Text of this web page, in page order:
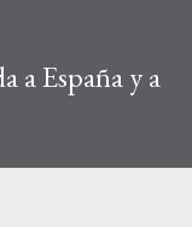
a España y a